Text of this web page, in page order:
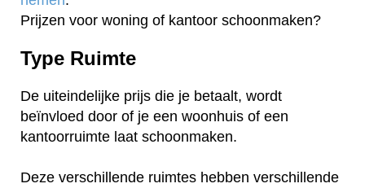
Prijzen voor woning of kantoor schoonmaken?
Type Ruimte
De uiteindelijke prijs die je betaalt, wordt
beïnvloed door of je een woonhuis of een
kantoorruimte laat schoonmaken.
Deze verschillende ruimtes hebben verschillende